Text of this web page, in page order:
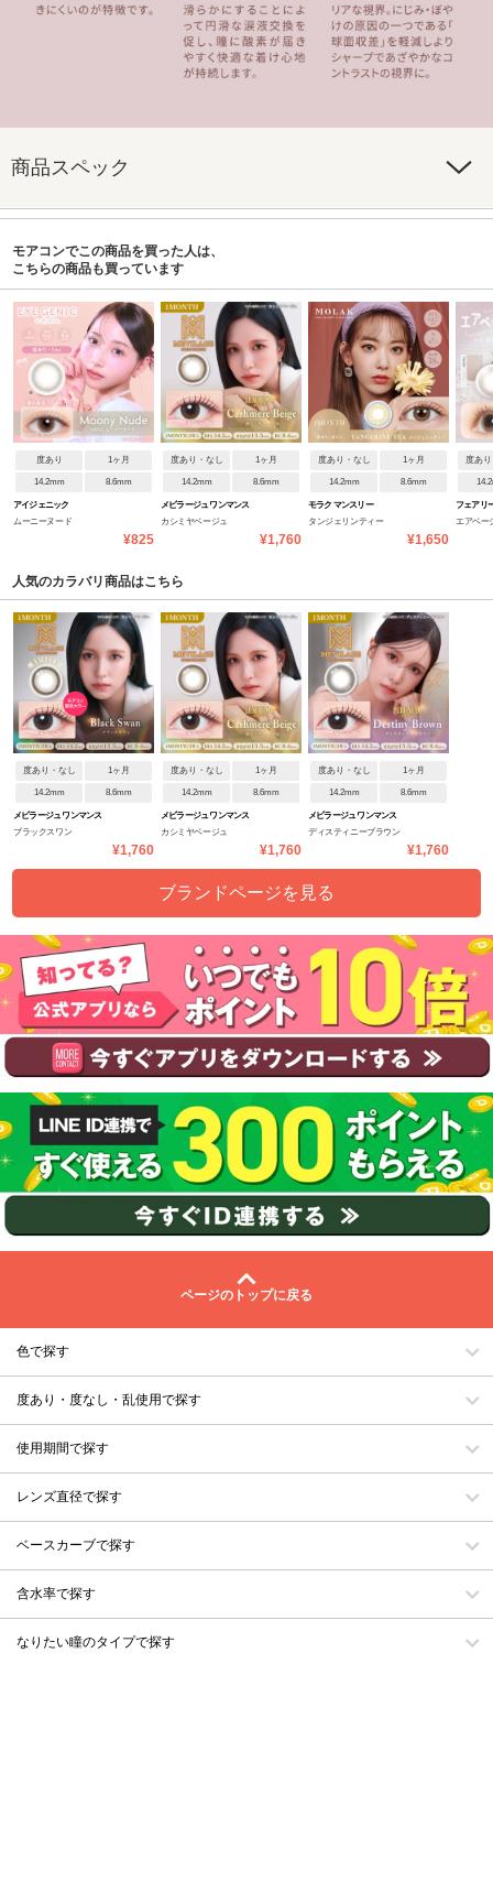
商品スペック
モアコンでこの商品を買った人は、
こちらの商品も買っています
度あり 1ヶ月
14.2mm 8.6mm
アイジェニック
ムーニーヌード
¥825
度あり・なし 1ヶ月
14.2mm 8.6mm
メビラージュ ワンマンス
カシミヤベージュ
¥1,760
度あり・なし 1ヶ月
14.2mm 8.6mm
モラク マンスリー
タンジェリンティー
¥1,650
度あ
フェアリ
エアベー
人気のカラバリ商品はこちら
度あり・なし 1ヶ月
14.2mm 8.6mm
メビラージュ ワンマンス
ブラックスワン
¥1,760
度あり・なし 1ヶ月
14.2mm 8.6mm
メビラージュ ワンマンス
カシミヤベージュ
¥1,760
度あり・なし 1ヶ月
14.2mm 8.6mm
メビラージュ ワンマンス
ディスティニーブラウン
¥1,760
ブランドページを見る
ページのトップに戻る
色で探す
度あり・度なし・乱使用で探す
使用期間で探す
レンズ直径で探す
ベースカーブで探す
含水率で探す
なりたい瞳のタイプで探す